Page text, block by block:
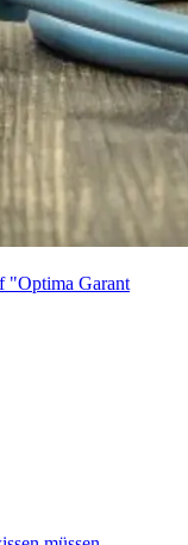
"Optima Garant